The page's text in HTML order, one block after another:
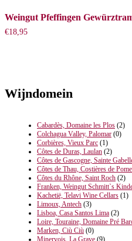
Weingut Pfeffingen
€18,95
Wijndomein
Cabardès, Domaine les Plos (2)
Colchagua Valley, Palomar (0)
Corbières, Vieux Parc (1)
Côtes de Duras, Laulan (2)
Côtes de Gascogne, Sainte
Côtes de Thau, Costières de
Côtes du Rhône, Saint Roch (2)
Franken, Weingut Schmitt`s
Kachetië, Telavi Wine Cellars (1)
Limoux, Antech (3)
Lisboa, Casa Santos Lima (2)
Loire, Touraine, Domaine Pré
Marken, Ciù Ciù (0)
Minervois, La Grave (9)